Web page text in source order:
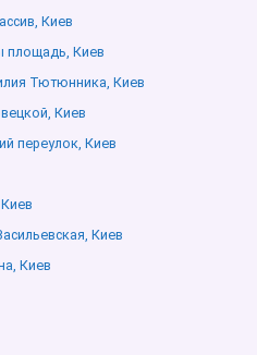
Киев
площадь, Киев
Тютюнника, Киев
Киев
переулок, Киев
Киев
Киев